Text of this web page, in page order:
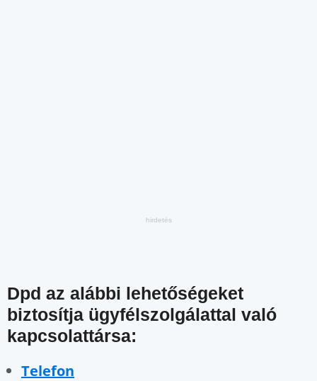
Dpd az alábbi lehetőségeket
biztosítja ügyfélszolgálattal való
kapcsolattársa:
Telefon